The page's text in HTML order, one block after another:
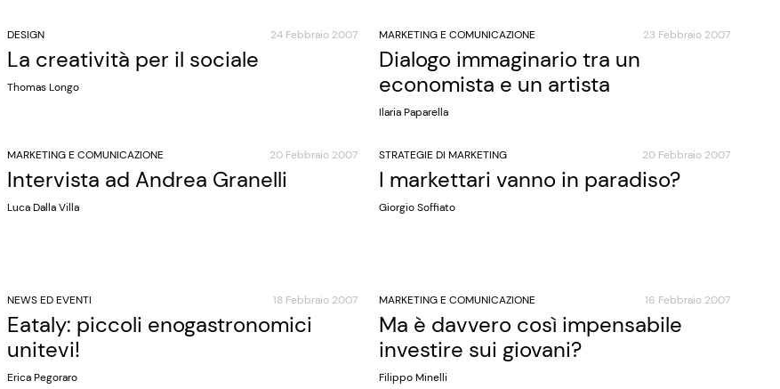
DESIGN 24 Febbraio 2007
La creatività per il sociale
Thomas Longo
MARKETING E COMUNICAZIONE 23 Febbraio 2007
Dialogo immaginario tra un
economista e un artista
Ilaria Paparella
MARKETING E COMUNICAZIONE 20 Febbraio 2007
Intervista ad Andrea Granelli
Luca Dalla Villa
STRATEGIE DI MARKETING 20 Febbraio 2007
I markettari vanno in paradiso?
Giorgio Soffiato
NEWS ED EVENTI 18 Febbraio 2007
Eataly: piccoli enogastronomici
unitevi!
Erica Pegoraro
MARKETING E COMUNICAZIONE 16 Febbraio 2007
Ma è davvero così impensabile
investire sui giovani?
Filippo Minelli